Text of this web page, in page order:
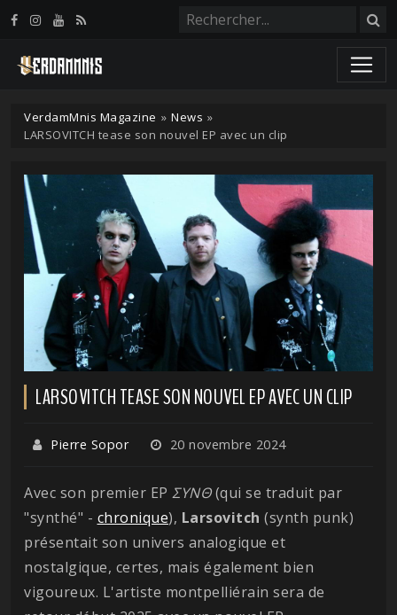
VerdamMnis Magazine » News »
LARSOVITCH tease son nouvel EP avec un clip
LARSOVITCH TEASE SON NOUVEL EP AVEC UN CLIP
Pierre Sopor 20 novembre 2024
Avec son premier EP ΣΥΝΘ(qui se traduit par
"synthé" - chronique), Larsovitch (synth punk)
présentait son univers analogique et
nostalgique, certes, mais également bien
vigoureux. L'artiste montpelliérain sera de
Panneau de gestion des cookies